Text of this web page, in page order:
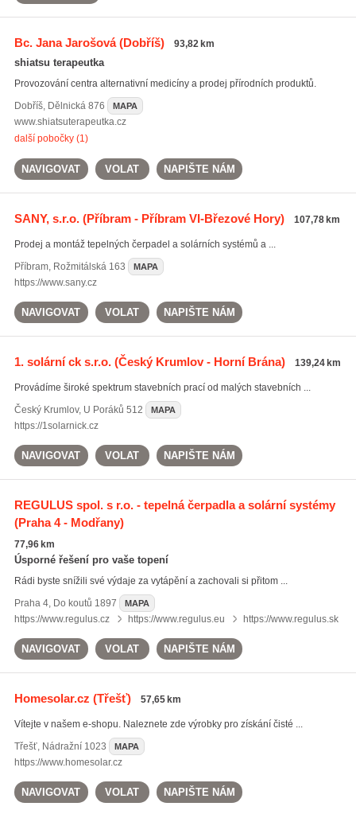
Bc. Jana Jarošová(Dobříš) 93,82 km
shiatsu terapeutka
Provozování centra alternativní medicíny a prodej přírodních produktů.
Dobříš, Dělnická 876 MAPA
www.shiatsuterapeutka.cz
další pobočky (1)
NAVIGOVAT VOLAT NAPIŠTE NÁM
SANY, s.r.o.(Příbram - Příbram VI-Březové Hory) 107,78 km
Prodej a montáž tepelných čerpadel a solárních systémů a ...
Příbram, Rožmitálská 163 MAPA
https://www.sany.cz
NAVIGOVAT VOLAT NAPIŠTE NÁM
1. solární ck s.r.o.(Český Krumlov - Horní Brána) 139,24 km
Provádíme široké spektrum stavebních prací od malých stavebních ...
Český Krumlov, U Poráků 512 MAPA
https://1solarnick.cz
NAVIGOVAT VOLAT NAPIŠTE NÁM
REGULUS spol. s r.o. - tepelná čerpadla a solární systémy
(Praha 4 - Modřany)
77,96 km
Úsporné řešení pro vaše topení
Rádi byste snížili své výdaje za vytápění a zachovali si přitom ...
Praha 4, Do koutů 1897 MAPA
https://www.regulus.cz https://www.regulus.eu https://www.regulus.sk
NAVIGOVAT VOLAT NAPIŠTE NÁM
Homesolar.cz (Třešť) 57,65 km
Vítejte v našem e-shopu. Naleznete zde výrobky pro získání čisté ...
Třešť, Nádražní 1023 MAPA
https://www.homesolar.cz
NAVIGOVAT VOLAT NAPIŠTE NÁM